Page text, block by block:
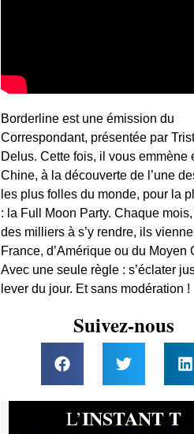
Borderline est une émission du
Correspondant, présentée par
Delus. Cette fois, il vous emmène
Chine, à la découverte de l’une
les plus folles du monde, pour la
: la Full Moon Party. Chaque
des milliers à s’y rendre, ils
France, d’Amérique ou du Moyen
Avec une seule règle : s’éclater
lever du jour. Et sans modération !
Suivez-nous
L’INSTANT T